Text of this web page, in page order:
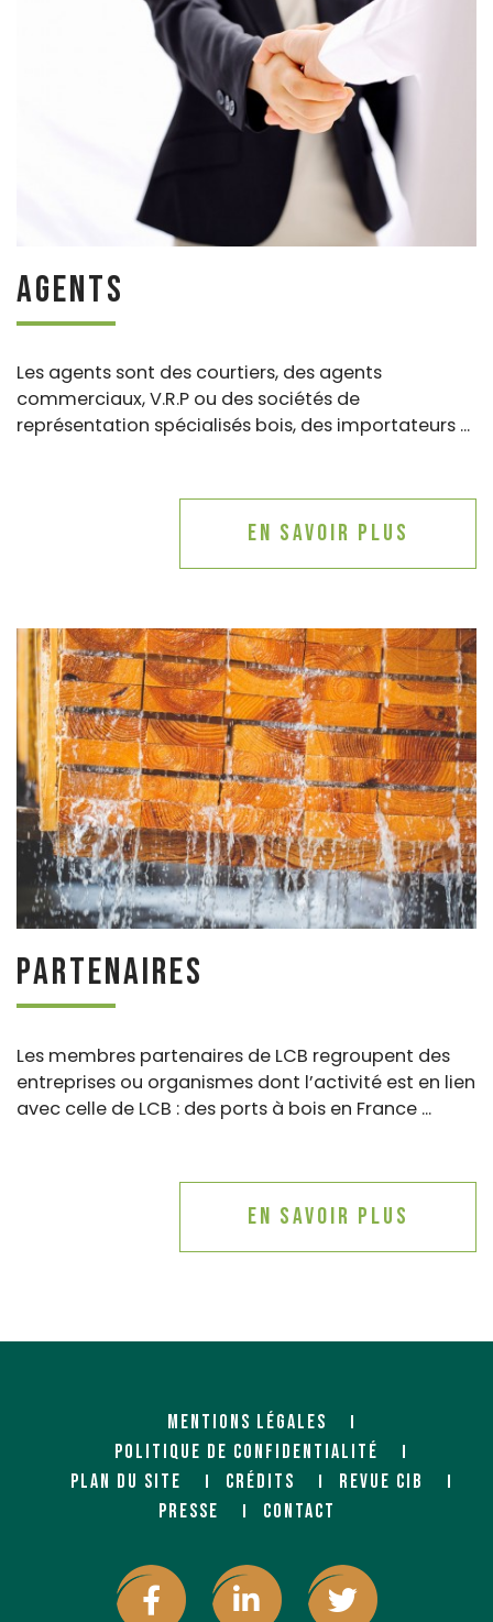
Agents
Les agents sont des courtiers, des agents
commerciaux, V.R.P ou des sociétés de
représentation spécialisés bois, des importateurs ...
En savoir plus
Partenaires
Les membres partenaires de LCB regroupent des
entreprises ou organismes dont l’activité est en lien
avec celle de LCB : des ports à bois en France ...
En savoir plus
MENTIONS LÉGALES
POLITIQUE DE CONFIDENTIALITÉ
PLAN DU SITE
CRÉDITS
REVUE CIB
PRESSE
CONTACT